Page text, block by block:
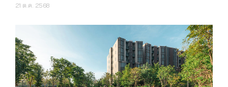
21 ต.ค. 2568